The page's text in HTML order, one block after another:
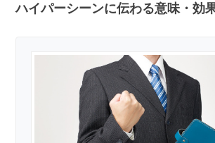
ハイパーシーンに伝わる意味・効